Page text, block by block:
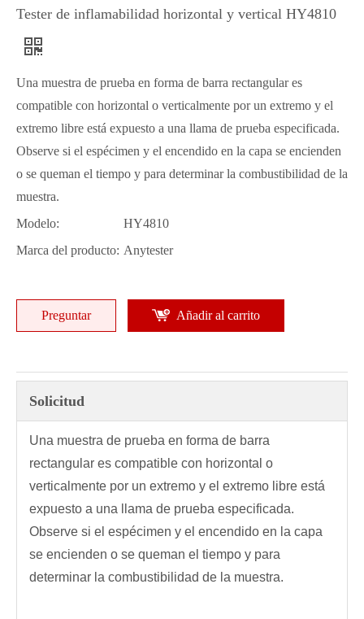
Tester de inflamabilidad horizontal y vertical HY4810
Una muestra de prueba en forma de barra rectangular es
compatible con horizontal o verticalmente por un extremo y el
extremo libre está expuesto a una llama de prueba especificada.
Observe si el espécimen y el encendido en la capa se encienden
o se queman el tiempo y para determinar la combustibilidad de la
muestra.
Modelo:
HY4810
Marca del producto: Anytester
Preguntar Añadir al carrito
Solicitud
Una muestra de prueba en forma de barra
rectangular es compatible con horizontal o
verticalmente por un extremo y el extremo libre está
expuesto a una llama de prueba especificada.
Observe si el espécimen y el encendido en la capa
se encienden o se queman el tiempo y para
determinar la combustibilidad de la muestra.